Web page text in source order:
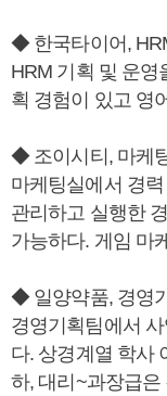
◆ 한국타이어,
HRM 기획 및 운영
획 경험이 있고 영
◆ 조이시티, 마케
마케팅실에서 경
관리하고 실행한
가능하다. 게임 마
◆ 일양약품, 경영
경영기획팀에서
다. 상경계열 학사
하, 대리~과장급은